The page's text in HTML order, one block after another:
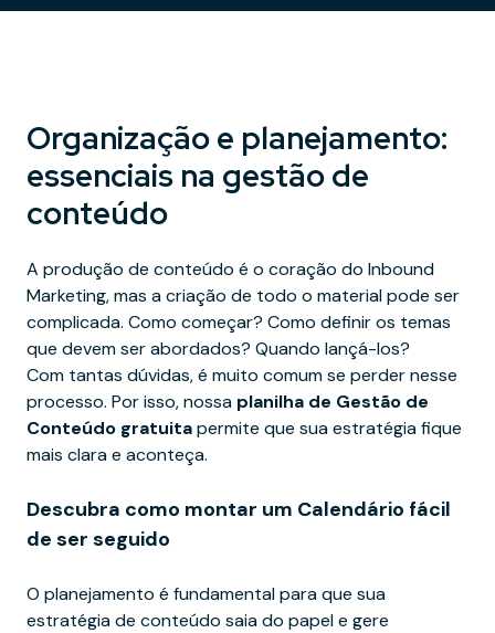
Organização e planejamento:
essenciais na gestão de
conteúdo
A produção de conteúdo é o coração do Inbound
Marketing, mas a criação de todo o material pode ser
complicada. Como começar? Como definir os temas
que devem ser abordados? Quando lançá-los?
Com tantas dúvidas, é muito comum se perder nesse
processo. Por isso, nossa planilha de Gestão de
Conteúdo gratuitapermite que sua estratégia fique
mais clara e aconteça.
Descubra como montar um Calendário fácil
de ser seguido
O planejamento é fundamental para que sua
estratégia de conteúdo saia do papel e gere